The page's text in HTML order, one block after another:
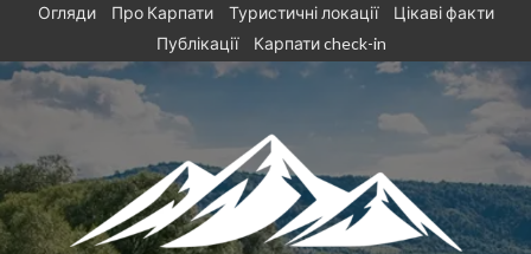
content
Огляди Про Карпати Туристичні локації
Цікаві факти
Публікації
Карпати check-in